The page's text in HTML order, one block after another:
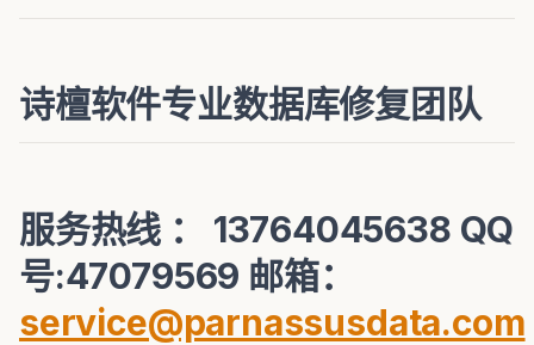
诗檀软件专业数据库修复团队
服务热线 ： 13764045638 QQ
号:47079569 邮箱：
service@parnassusdata.com